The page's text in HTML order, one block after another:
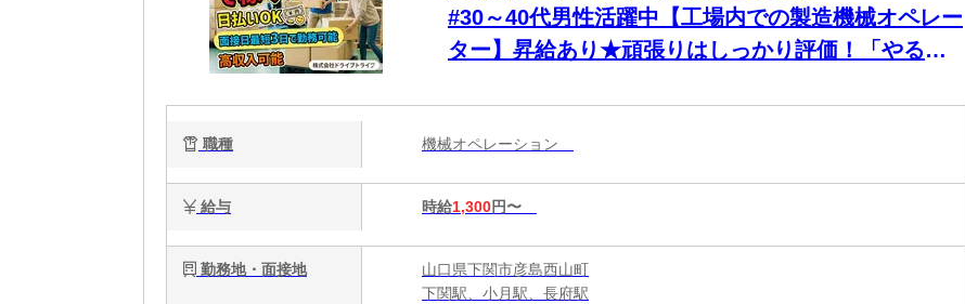
#30～40代男性活躍中【工場内での製造機械オペレー
ター】昇給あり★頑張りはしっかり評価！「やる
職種 機械オペレーション
給与 時給1,300円〜
勤務地・面接地
山口県下関市彦島西山町
下関駅、小月駅、長府駅